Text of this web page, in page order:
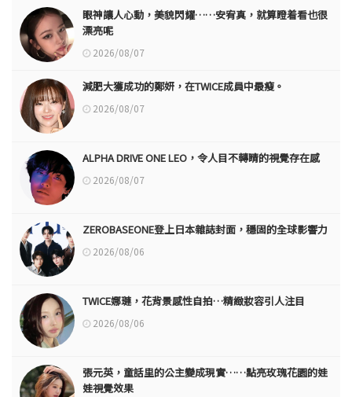
眼神讓人心動，美貌閃耀……安宥真，就算瞪着看也很
漂亮呢
2026/08/07
減肥大獲成功的鄭妍，在TWICE成員中最瘦。
2026/08/07
ALPHA DRIVE ONE LEO，令人目不轉睛的視覺存在感
2026/08/07
ZEROBASEONE登上日本雜誌封面，穩固的全球影響力
2026/08/06
TWICE娜璉，花背景感性自拍…精緻妝容引人注目
2026/08/06
張元英，童話里的公主變成現實……點亮玫瑰花園的娃
娃視覺效果